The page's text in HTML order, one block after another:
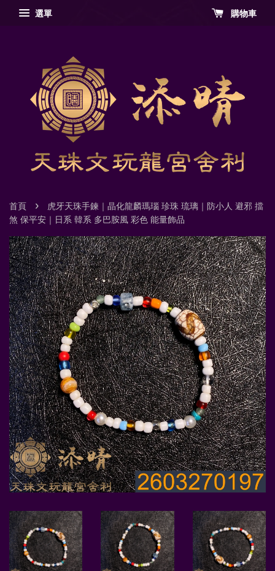
選單 購物車
首頁 ›
虎牙天珠手鍊｜晶化龍麟瑪瑙 珍珠 琉璃｜防小人 避邪 擋
煞 保平安｜日系 韓系 多巴胺風 彩色 能量飾品